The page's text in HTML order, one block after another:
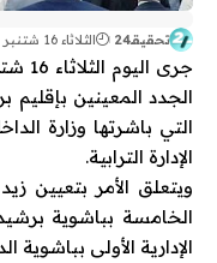
تحقيقـ24 الثلاثاء 16 شتنبر 2025 - 15:35
الجدد المعينين بإقليم
التي باشرتها وزارة
الإدارة الترابية.
ويتعلق الأمر بتعيين
الخامسة بباشوية
الإدارية الأولى